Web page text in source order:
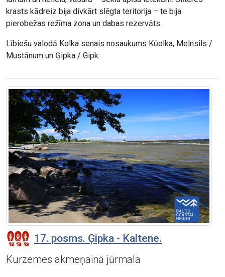
krasts kādreiz bija divkārt slēgta teritorija – te bija
pierobežas režīma zona un dabas rezervāts.
Lībiešu valodā Kolka senais nosaukums Kūolka, Melnsils /
Mustānum un Ģipka / Gipk.
17. posms. Ģipka - Kaltene.
Kurzemes akmeņainā jūrmala